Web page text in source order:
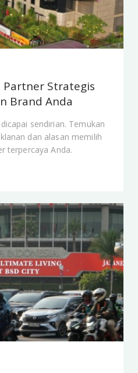
Partner Strategis
Brand Anda
sendirian. Temukan
dan alasan memilih
terpercaya Anda.